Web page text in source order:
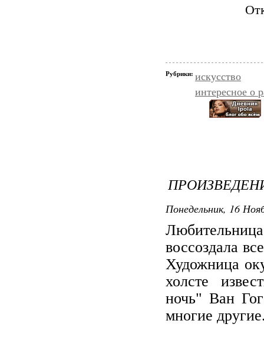
Рубрики: искусство
интересное о
Понедельник, 16
воссоздала
Художница
холсте
ночь" Ван
многие